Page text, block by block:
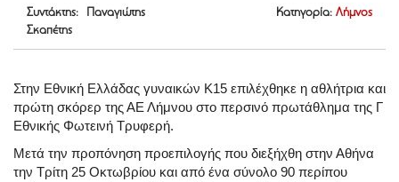
Συντάκτης: Παναγιώτης
Σκαπέτης
Κατηγορία: Λήμνος
Στην Εθνική Ελλάδας γυναικών Κ15 επιλέχθηκε η αθλήτρια και
πρώτη σκόρερ της ΑΕ Λήμνου στο περσινό πρωτάθλημα της Γ
Εθνικής Φωτεινή Τρυφερή.
Μετά την προπόνηση προεπιλογής που διεξήχθη στην Αθήνα
την Τρίτη 25 Οκτωβρίου και από ένα σύνολο 90 περίπου